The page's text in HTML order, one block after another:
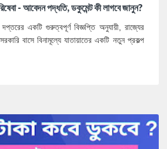
- আবেদন পদ্ধতি, ডকুমেন্ট কী লাগবে জানুন?
দপ্তরের একটি গুরুত্বপূর্ণ বিজ্ঞপ্তি অনুযায়ী, রাজ্যের
বাসে বিনামূল্যে যাতায়াতের একটি নতুন প্রকল্প